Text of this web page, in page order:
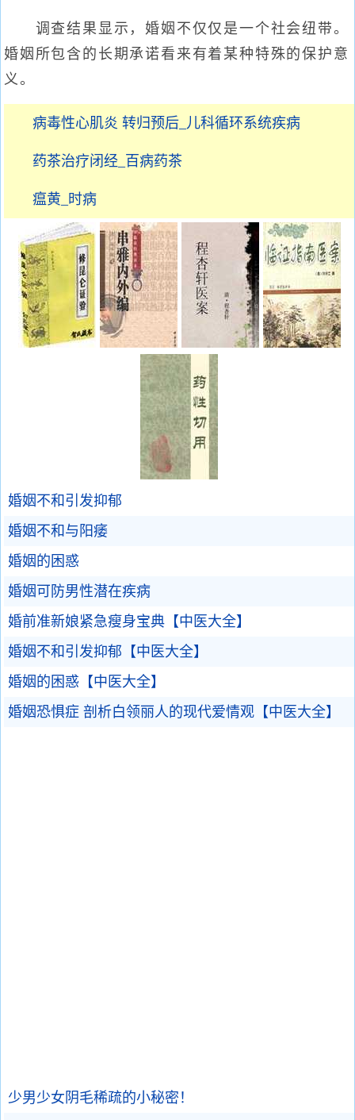
调查结果显示，婚姻不仅仅是一个社会纽带。
婚姻所包含的长期承诺看来有着某种特殊的保护意
义。
病毒性心肌炎 转归预后_儿科循环系统疾病
药茶治疗闭经_百病药茶
瘟黄_时病
婚姻不和引发抑郁
婚姻不和与阳痿
婚姻的困惑
婚姻可防男性潜在疾病
婚前准新娘紧急瘦身宝典【中医大全】
婚姻不和引发抑郁【中医大全】
婚姻的困惑【中医大全】
婚姻恐惧症 剖析白领丽人的现代爱情观【中医大全】
少男少女阴毛稀疏的小秘密！